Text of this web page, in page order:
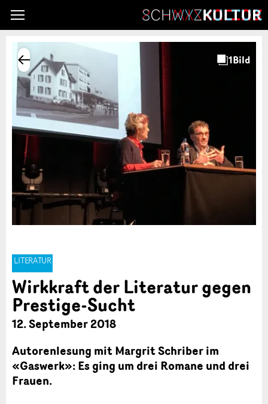
LITERATUR
Wirkkraft der Literatur gegen
Prestige-Sucht
12. September 2018
Autorenlesung mit Margrit Schriber im
«Gaswerk»: Es ging um drei Romane und drei
Frauen.